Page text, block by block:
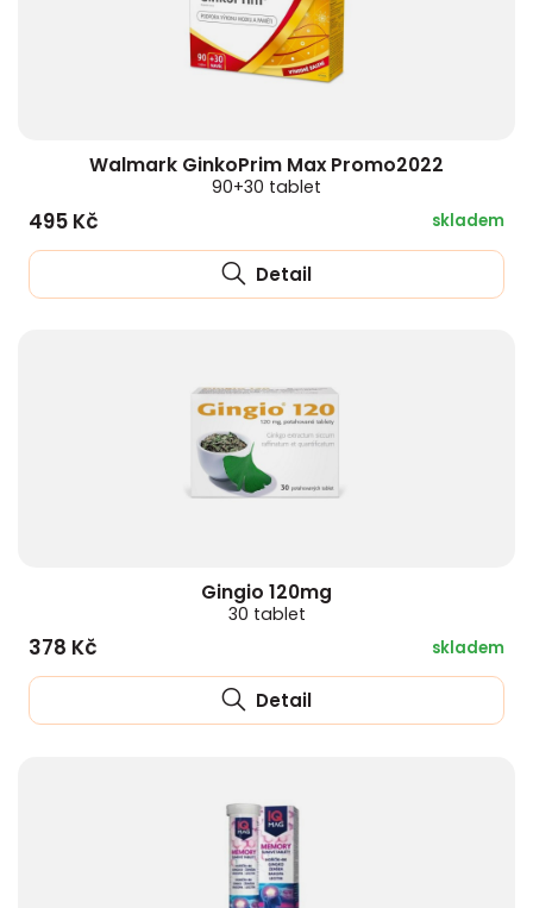
Walmark GinkoPrim Max Promo2022
90+30 tablet
495 Kč skladem
Detail
Gingio 120mg
30 tablet
378 Kč skladem
Detail